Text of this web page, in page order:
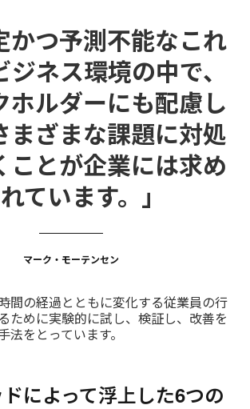
かつ予測不能なこれ
ネス環境の中で、
ホルダーにも配慮し
まざまな課題に対処
ことが企業には求め
ています。」
マーク・モーテンセン
間の経過とともに変化する従業員の行
ために実験的に試し、検証し、改善を
法をとっています。
によって浮上した6つの